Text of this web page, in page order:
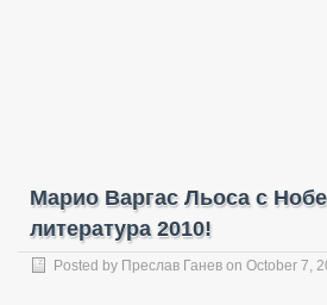
Марио Варгас Льоса с
литература 2010!
Posted by Преслав Ганев on October 7,